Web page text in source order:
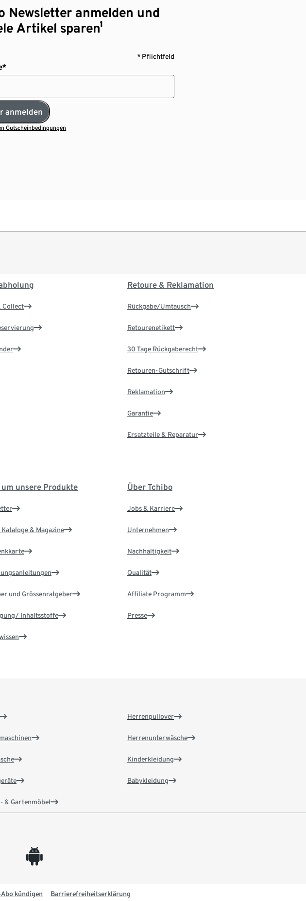
Newsletter anmelden und
Artikel sparen¹
* Pflichtfeld
anmelden
Gutscheinbedingungen
Collect
Retoure & Reklamation
Rückgabe/Umtausch
Retourenetikett
30 Tage Rückgaberecht
Retouren-Gutschrift
Reklamation
Garantie
Ersatzteile & Reparatur
um unsere Produkte
& Magazine
und Grössenratgeber
Inhaltsstoffe
Über Tchibo
Jobs & Karriere
Unternehmen
Nachhaltigkeit
Qualität
Affiliate Programm
Presse
& Gartenmöbel
Herrenpullover
Herrenunterwäsche
Kinderkleidung
Babykleidung
android
kündigen Barrierefreiheitserklärung